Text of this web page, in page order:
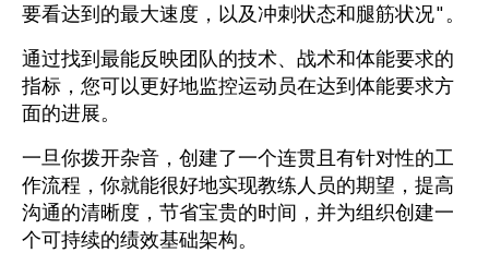
要看达到的最大速度，以及冲刺状态和腿筋状况"。
通过找到最能反映团队的技术、战术和体能要求的
指标，您可以更好地监控运动员在达到体能要求方
面的进展。
一旦你拨开杂音，创建了一个连贯且有针对性的工
作流程，你就能很好地实现教练人员的期望，提高
沟通的清晰度，节省宝贵的时间，并为组织创建一
个可持续的绩效基础架构。